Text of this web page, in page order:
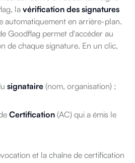
la vérification des signatures
automatiquement en arrière-plan.
Goodflag permet d'accéder au
de chaque signature. En un clic,
signataire (nom, organisation) ;
Certification (AC) qui a émis le
et la chaîne de certification